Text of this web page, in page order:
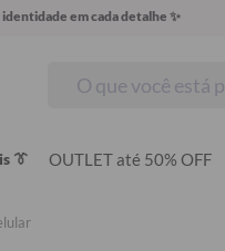
em cada detalhe ✨
👔 OUTLET até 50% OFF